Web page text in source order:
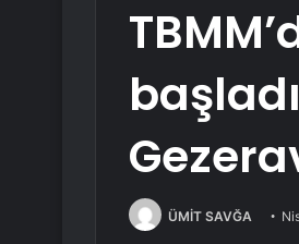
ÜMİT SAVĞA